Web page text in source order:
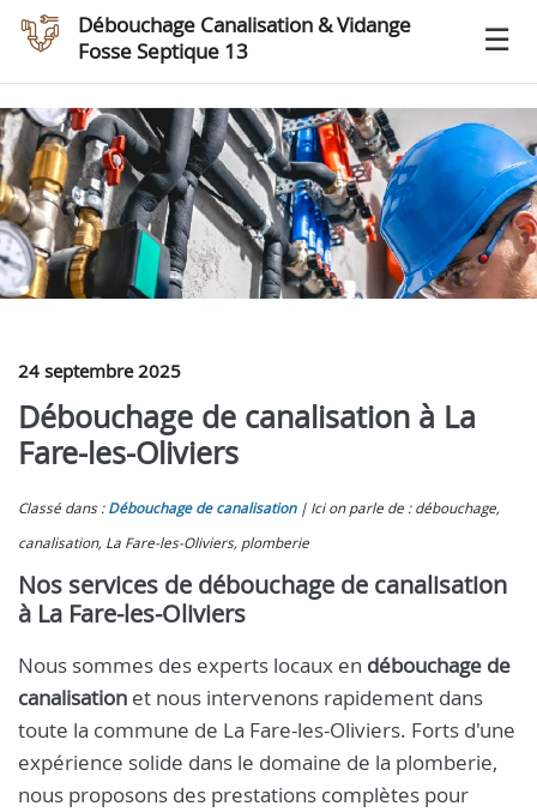
Débouchage Canalisation & Vidange
Fosse Septique 13
24 septembre 2025
Débouchage de canalisation à La
Fare-les-Oliviers
Classé dans : Débouchage de canalisation
Ici on parle de : débouchage,
canalisation, La Fare-les-Oliviers, plomberie
Nos services de débouchage de canalisation
à La Fare-les-Oliviers
Nous sommes des experts locaux en débouchage de
canalisation et nous intervenons rapidement dans
toute la commune de La Fare-les-Oliviers. Forts d'une
expérience solide dans le domaine de la plomberie,
nous proposons des prestations complètes pour